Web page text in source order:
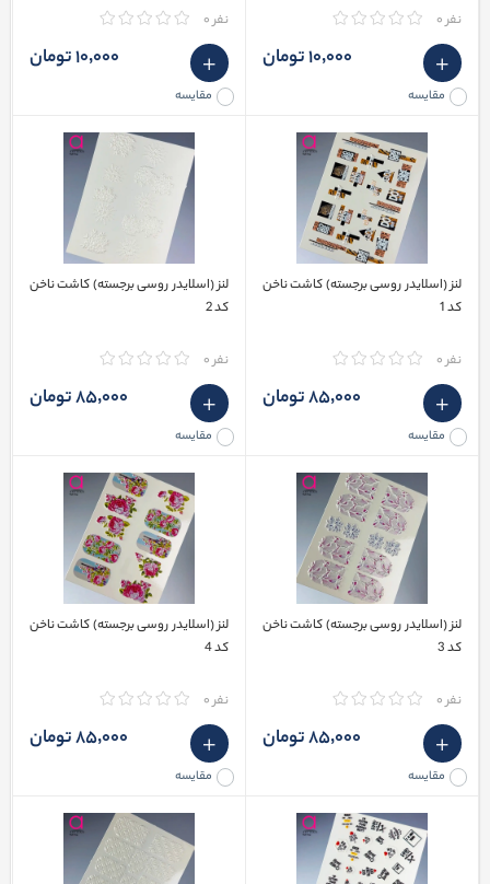
نفر 0
مقایسه
10٬000 تومان
نفر 0
مقایسه
10٬000 تومان
لنز (اسلایدر روسی برجسته) کاشت ناخن
کد 1
نفر 0
مقایسه
85٬000 تومان
لنز (اسلایدر روسی برجسته) کاشت ناخن
کد 2
نفر 0
مقایسه
85٬000 تومان
لنز (اسلایدر روسی برجسته) کاشت ناخن
کد 3
نفر 0
مقایسه
85٬000 تومان
لنز (اسلایدر روسی برجسته) کاشت ناخن
کد 4
نفر 0
مقایسه
85٬000 تومان